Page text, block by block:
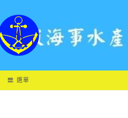
選單